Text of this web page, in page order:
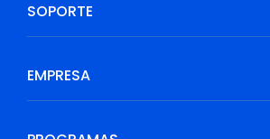
SOPORTE
EMPRESA